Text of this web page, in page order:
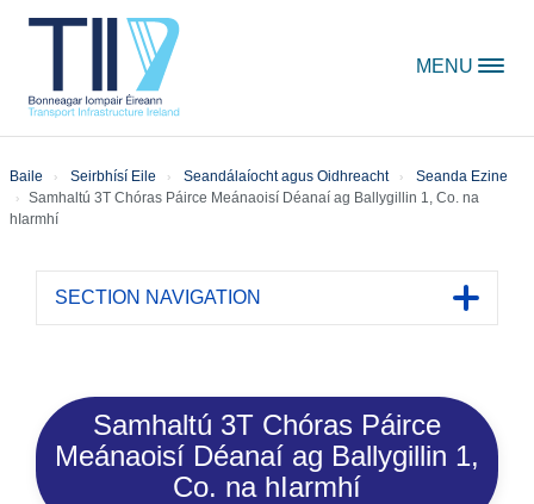
MENU
Baile Seirbhísí Eile Seandálaíocht agus Oidhreacht
Seanda Ezine
Samhaltú 3T Chóras Páirce Meánaoisí Déanaí ag Ballygillin 1, Co. na
hIarmhí
Toggle
SECTION NAVIGATION
Samhaltú 3T Chóras Páirce
Meánaoisí Déanaí ag Ballygillin 1,
Co. na hIarmhí